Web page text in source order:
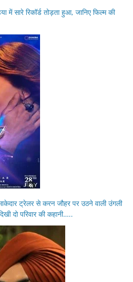
में सारे रिकॉर्ड तोड़ता हुआ, जानिए फिल्म की
ट्रेलर से करन जौहर पर उठने वाली उंगली
दो परिवार की कहानी…..